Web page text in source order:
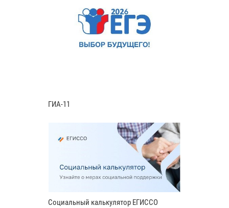
ГИА-11
Социальный калькулятор ЕГИССО